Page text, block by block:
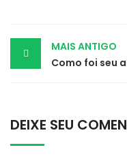
Post
navigation
MAIS ANTIGO
DEIXE SEU